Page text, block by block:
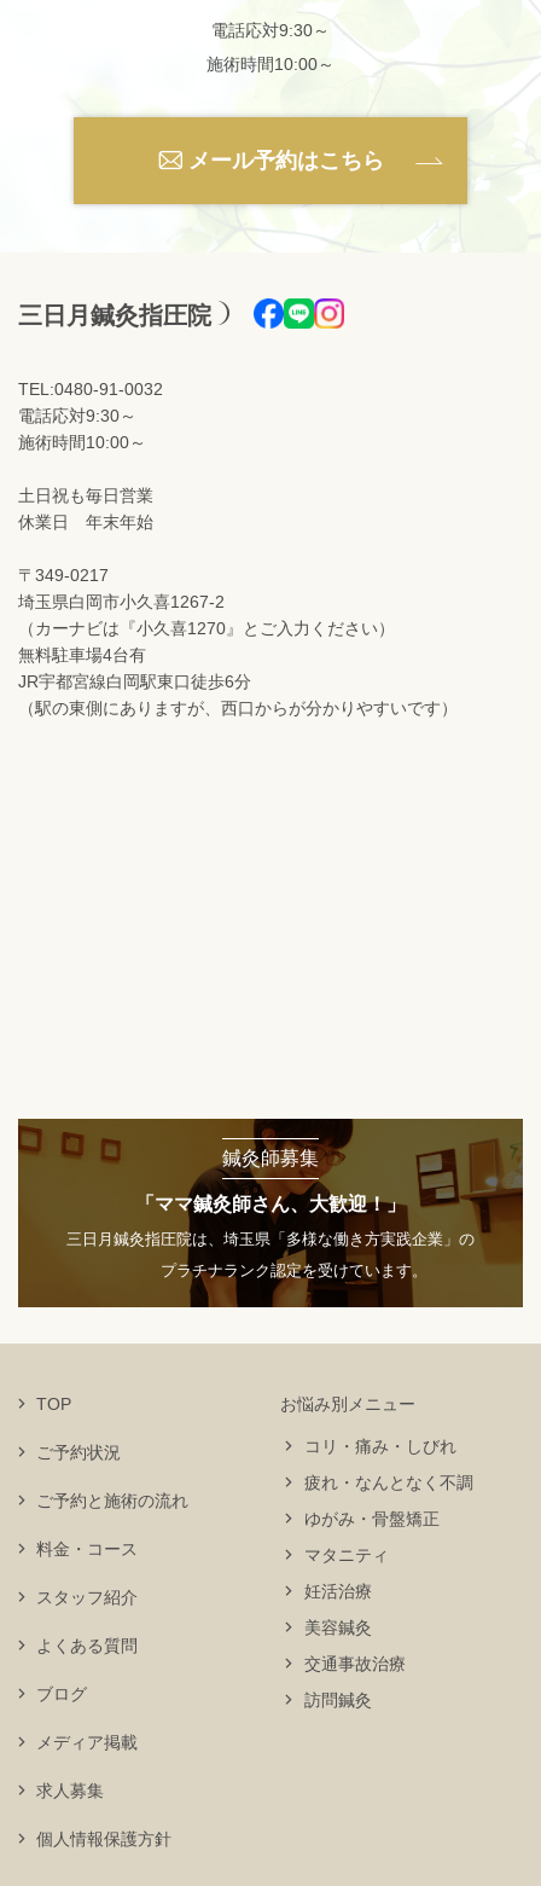
電話応対9:30～
施術時間10:00～
メール予約はこちら
三日月鍼灸指圧院
TEL:0480-91-0032
電話応対9:30～
施術時間10:00～
土日祝も毎日営業
休業日 年末年始
〒349-0217
埼玉県白岡市小久喜1267-2
（カーナビは『小久喜1270』とご入力ください）
無料駐車場4台有
JR宇都宮線白岡駅東口徒歩6分
（駅の東側にありますが、西口からが分かりやすいです）
鍼灸師募集
「ママ鍼灸師さん、大歓迎！」
三日月鍼灸指圧院は、埼玉県「多様な働き方実践企業」の
プラチナランク認定を受けています。
TOP
ご予約状況
お悩み別メニュー
コリ・痛み・しびれ
疲れ・なんとなく不調
ゆがみ・骨盤矯正
マタニティ
妊活治療
美容鍼灸
交通事故治療
訪問鍼灸
ご予約と施術の流れ
料金・コース
スタッフ紹介
よくある質問
ブログ
メディア掲載
求人募集
個人情報保護方針